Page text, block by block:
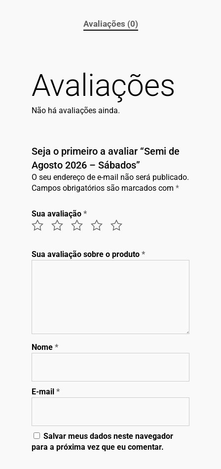
Avaliações (0)
Avaliações
Não há avaliações ainda.
Seja o primeiro a avaliar “Semi de
Agosto 2026 – Sábados”
O seu endereço de e-mail não será publicado.
Campos obrigatórios são marcados com *
Sua avaliação *
Sua avaliação sobre o produto *
Nome *
E-mail *
Salvar meus dados neste navegador
para a próxima vez que eu comentar.